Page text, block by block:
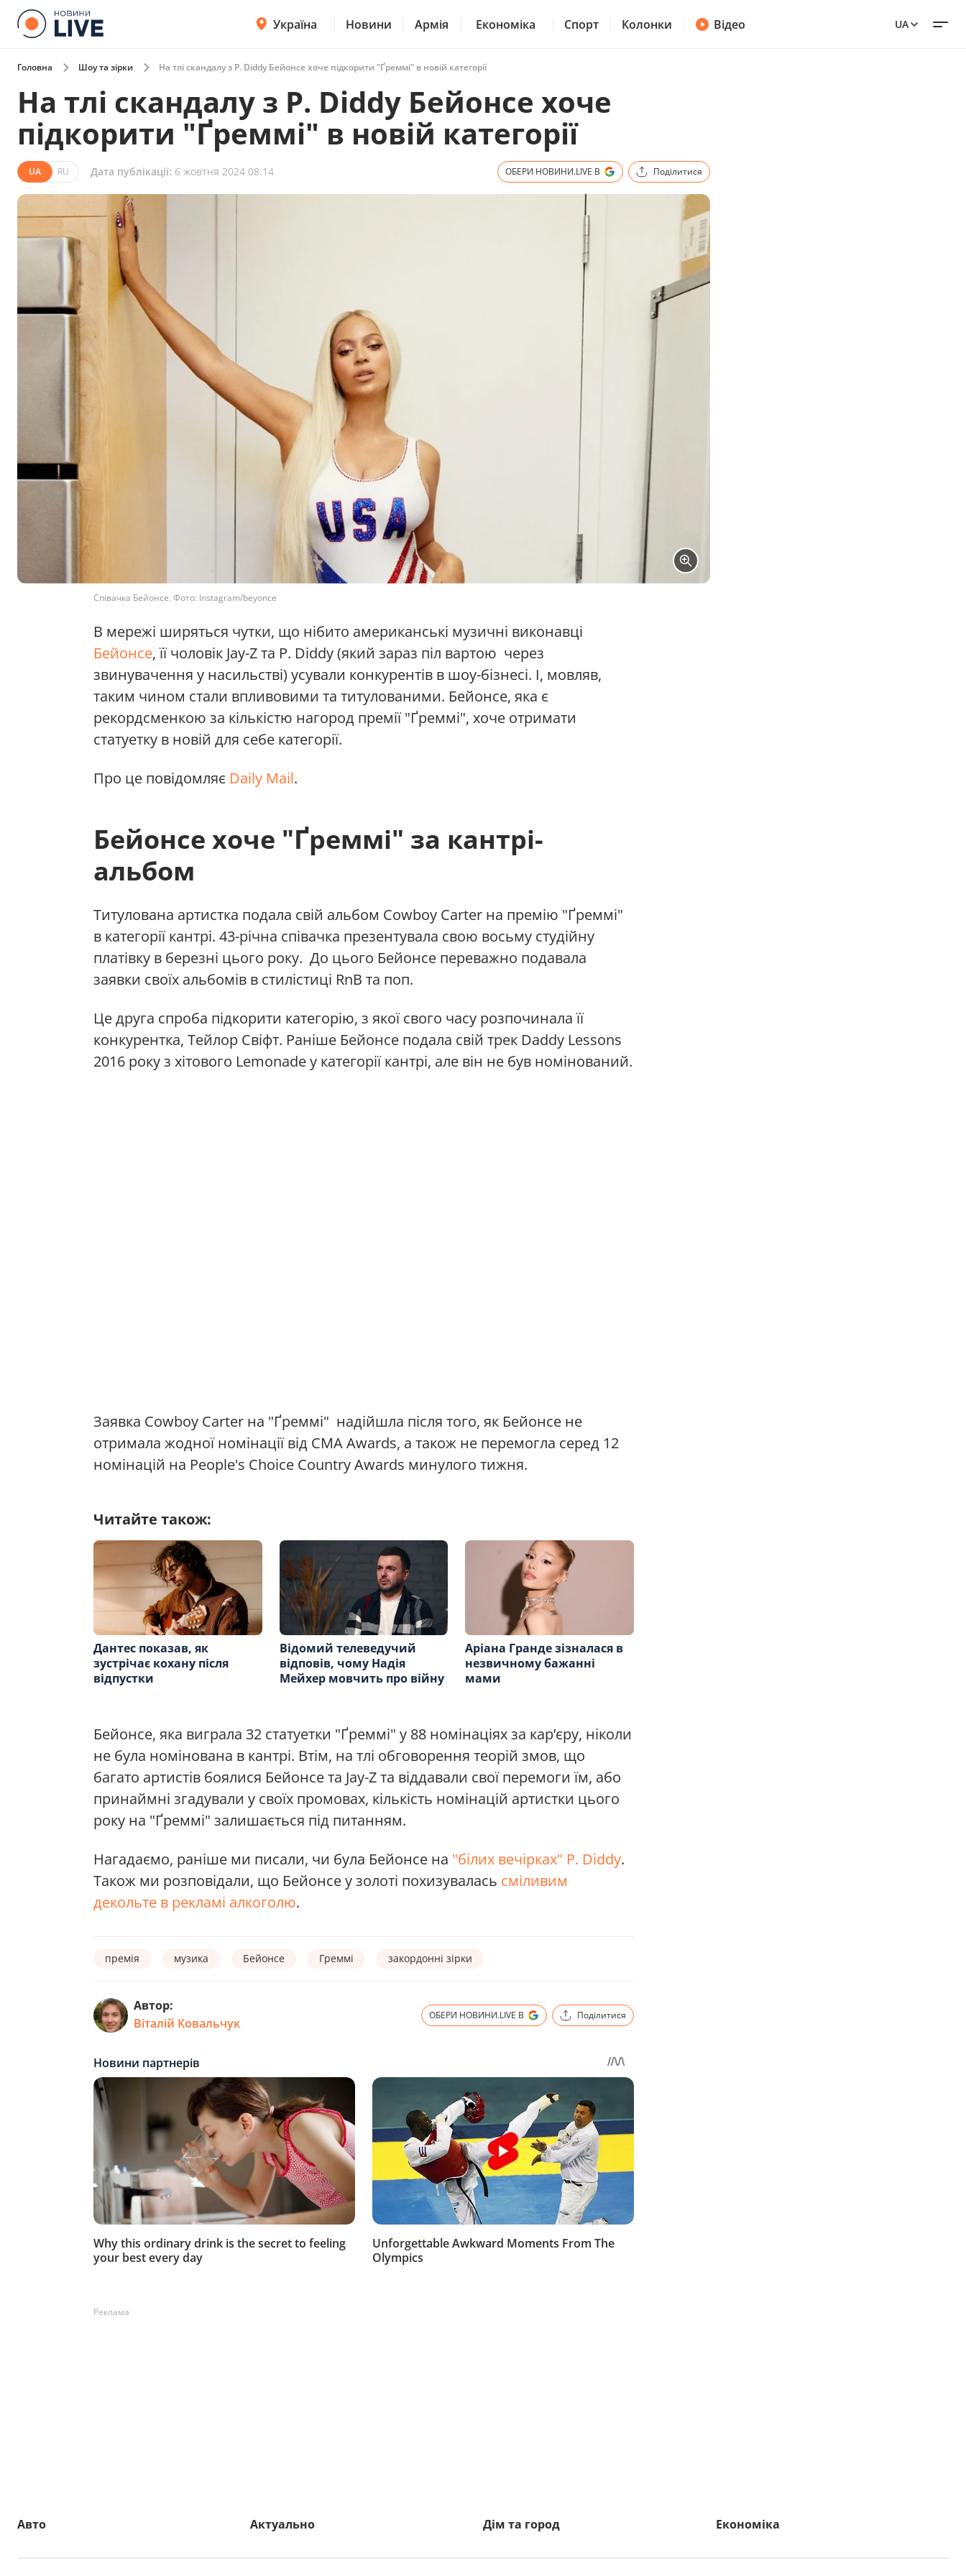
Україна Новини Армія Економіка Спорт Колонки Відео UA
Головна Шоу та зірки На тлі скандалу з P. Diddy Бейонсе хоче підкорити "Ґреммі" в новій категорії
На тлі скандалу з P. Diddy Бейонсе хоче
підкорити "Ґреммі" в новій категорії
UA RU Дата публікації: 6 жовтня 2024 08:14 ОБЕРИ НОВИНИ.LIVE В Поділитися
Співачка Бейонсе. Фото: Instagram/beyonce
В мережі ширяться чутки, що нібито американські музичні виконавці
Бейонсе, її чоловік Jay-Z та P. Diddy (який зараз піл вартою через
звинувачення у насильстві) усували конкурентів в шоу-бізнесі. І, мовляв,
таким чином стали впливовими та титулованими. Бейонсе, яка є
рекордсменкою за кількістю нагород премії "Ґреммі", хоче отримати
статуетку в новій для себе категорії.
Про це повідомляє Daily Mail.
Бейонсе хоче "Ґреммі" за кантрі-
альбом
Титулована артистка подала свій альбом Cowboy Carter на премію "Ґреммі"
в категорії кантрі. 43-річна співачка презентувала свою восьму студійну
платівку в березні цього року. До цього Бейонсе переважно подавала
заявки своїх альбомів в стилістиці RnB та поп.
Це друга спроба підкорити категорію, з якої свого часу розпочинала її
конкурентка, Тейлор Свіфт. Раніше Бейонсе подала свій трек Daddy Lessons
2016 року з хітового Lemonade у категорії кантрі, але він не був номінований.
Заявка Cowboy Carter на "Ґреммі" надійшла після того, як Бейонсе не
отримала жодної номінації від CMA Awards, а також не перемогла серед 12
номінацій на People's Choice Country Awards минулого тижня.
Читайте також:
Дантес показав, як
зустрічає кохану після
відпустки
Відомий телеведучий
відповів, чому Надія
Мейхер мовчить про війну
Аріана Гранде зізналася в
незвичному бажанні
мами
Бейонсе, яка виграла 32 статуетки "Ґреммі" у 88 номінаціях за кар’єру, ніколи
не була номінована в кантрі. Втім, на тлі обговорення теорій змов, що
багато артистів боялися Бейонсе та Jay-Z та віддавали свої перемоги їм, або
принаймні згадували у своїх промовах, кількість номінацій артистки цього
року на "Ґреммі" залишається під питанням.
Нагадаємо, раніше ми писали, чи була Бейонсе на "білих вечірках" P. Diddy.
Також ми розповідали, що Бейонсе у золоті похизувалась сміливим
декольте в рекламі алкоголю.
премія музика Бейонсе Греммі закордонні зірки
Автор:
Віталій Ковальчук
ОБЕРИ НОВИНИ.LIVE В Поділитися
Реклама
Авто Актуально Дім та город Економіка